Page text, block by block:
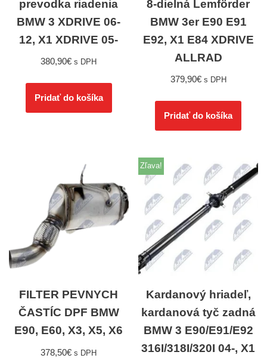
prevodka riadenia
BMW 3 XDRIVE 06-
12, X1 XDRIVE 05-
380,90€ s DPH
Pridať do košíka
8-dielná Lemförder
BMW 3er E90 E91
E92, X1 E84 XDRIVE
ALLRAD
379,90€ s DPH
Pridať do košíka
FILTER PEVNYCH
ČASTÍC DPF BMW
E90, E60, X3, X5, X6
378,50€ s DPH
Zľava!
Kardanový hriadeľ,
kardanová tyč zadná
BMW 3 E90/E91/E92
316I/318I/320I 04-, X1